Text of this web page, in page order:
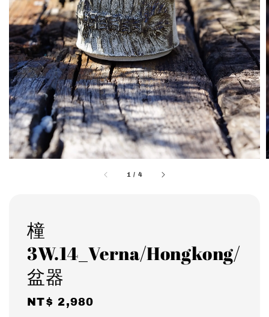
1 / 4
橦
3W.14_Verna/Hongkong/
盆器
Regular
NT$ 2,980